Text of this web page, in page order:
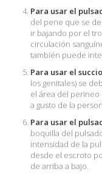
Para usar el
del pene que se
ir bajando por el
circulación
también puede
Para usar el
los genitales) se
el área del
a gusto de la
Para usar el
boquilla del
intensidad de la
desde el escroto
de arriba a bajo.